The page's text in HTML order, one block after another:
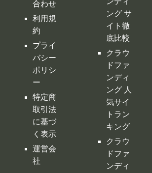
合わせ
利用規
約
プライ
バシー
ポリシ
ー
特定商
取引法
に基づ
く表示
運営会
社
ング サ
イト徹
底比較
クラウ
ドファ
ンディ
ング 人
気サイ
トラン
キング
クラウ
ドファ
ンディ